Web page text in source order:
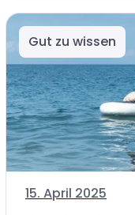
Gut zu wissen
15. April 2025